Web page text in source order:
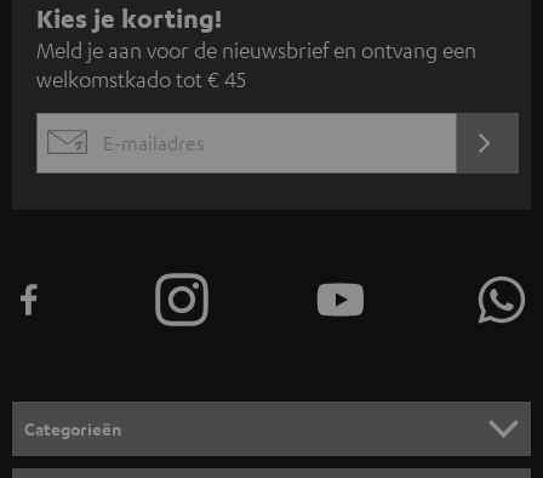
A
a
n
m
e
n
o
r
Kies je korting!
Meld je aan voor de nieuwsbrief en ontvang een
welkomstkado tot € 45
EMAIL
Categorieën